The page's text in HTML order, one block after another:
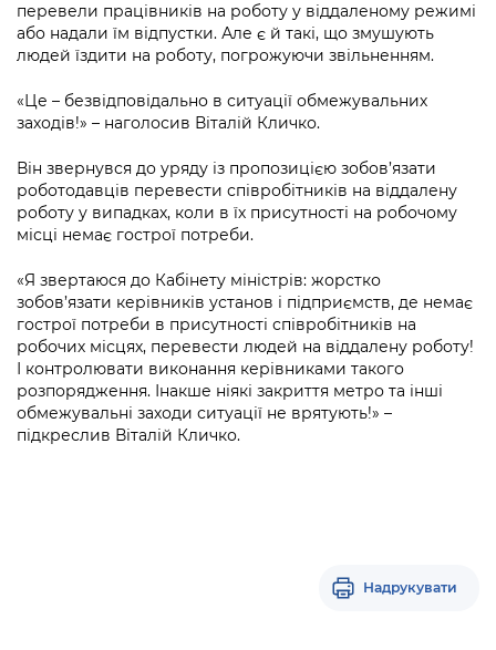
перевели працівників на роботу у віддаленому режимі
або надали їм відпустки. Але є й такі, що змушують
людей їздити на роботу, погрожуючи звільненням.
«Це – безвідповідально в ситуації обмежувальних
заходів!» – наголосив Віталій Кличко.
Він звернувся до уряду із пропозицією зобов’язати
роботодавців перевести співробітників на віддалену
роботу у випадках, коли в їх присутності на робочому
місці немає гострої потреби.
«Я звертаюся до Кабінету міністрів: жорстко
зобов’язати керівників установ і підприємств, де немає
гострої потреби в присутності співробітників на
робочих місцях, перевести людей на віддалену роботу!
І контролювати виконання керівниками такого
розпорядження. Інакше ніякі закриття метро та інші
обмежувальні заходи ситуації не врятують!» –
підкреслив Віталій Кличко.
Надрукувати